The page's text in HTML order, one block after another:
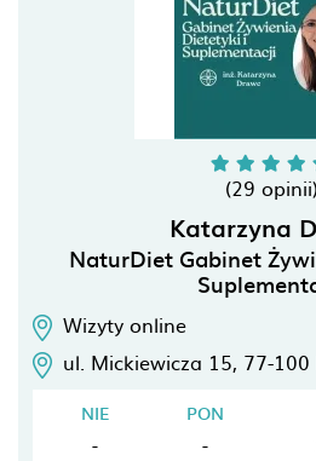
(29 opinii)
Katarzyna
NaturDiet Gabinet
Wizyty online
ul. Mickiewicza 15, 77-100
NIE PON
-
-